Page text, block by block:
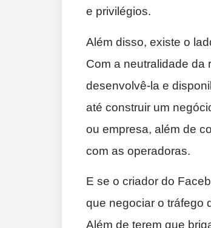
e privilégios.
Além disso, existe o
Com a neutralidade da
desenvolvê-la e
até construir um
ou empresa, além de
com as operadoras.
E se o criador do
que negociar o tráfego
Além de terem que